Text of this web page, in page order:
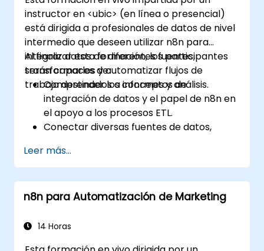
instructor en <ubic> (en línea o presencial)
está dirigida a profesionales de datos de nivel
intermedio que deseen utilizar n8n para
integrar datos de diferentes fuentes,
transformarlos y automatizar flujos de
trabajo destinados a informes y análisis.
Al finalizar esta formación, los participantes
serán capaces de:
Comprender los conceptos de
integración de datos y el papel de n8n en
el apoyo a los procesos ETL.
Conectar diversas fuentes de datos,
en la nube y APIs, mediante n8n.
Transformar y limpiar datos con fines
analíticos.
Automatizar flujos de trabajo ETL para
datos entre sistemas.
Leer más...
n8n para Automatización de Marketing
14 Horas